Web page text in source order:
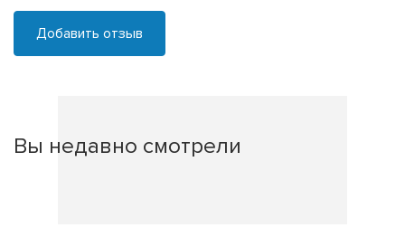
Добавить отзыв
Вы недавно смотрели